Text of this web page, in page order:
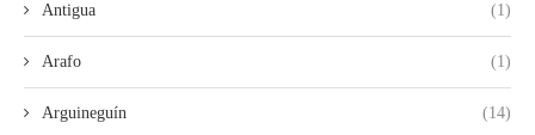
Antigua (1)
Arafo (1)
Arguineguín (14)